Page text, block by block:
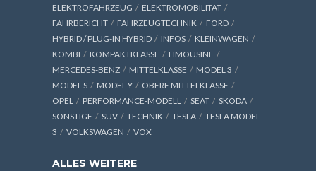
ELEKTROFAHRZEUG
ELEKTROMOBILITÄT
FAHRBERICHT
FAHRZEUGTECHNIK
FORD
HYBRID / PLUG-IN HYBRID
INFOS
KLEINWAGEN
KOMBI
KOMPAKTKLASSE
LIMOUSINE
MERCEDES-BENZ
MITTELKLASSE
MODEL 3
MODEL S
MODEL Y
OBERE MITTELKLASSE
OPEL
PERFORMANCE-MODELL SEAT
SKODA
SONSTIGE
SUV TECHNIK TESLA
TESLA MODEL
3
VOLKSWAGEN VOX
ALLES WEITERE